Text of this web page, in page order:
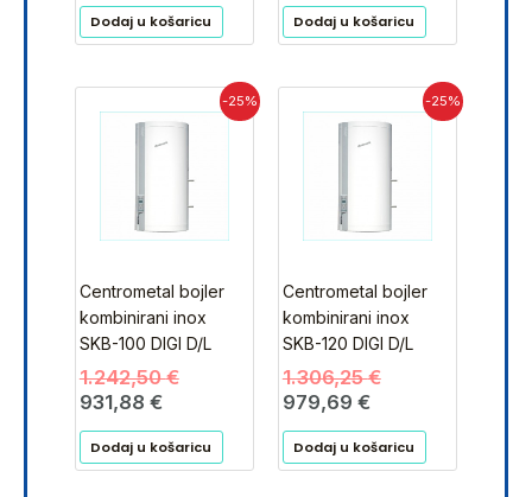
Dodaj u košaricu Dodaj u košaricu
-25%
Centrometal bojler
kombinirani inox
SKB-100 DIGI D/L
1.242,50€
Izvorna
cijena
je:
931,88 €
Trenutna
cijena
je:
931,88 €.
Dodaj u košaricu
-25%
Centrometal bojler
kombinirani inox
SKB-120 DIGI D/L
1.306,25€
Izvorna
cijena
je:
979,69 €
Trenutna
cijena
je:
979,69 €.
Dodaj u košaricu